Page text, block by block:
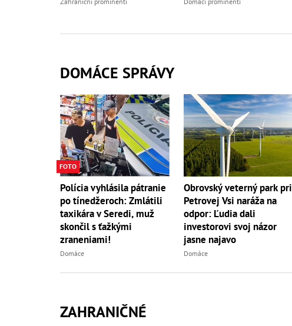
DOMÁCE SPRÁVY
FOTO
Polícia vyhlásila pátranie
po tínedžeroch: Zmlátili
taxikára v Seredi, muž
skončil s ťažkými
zraneniami!
Domáce
Obrovský veterný park pri
Petrovej Vsi naráža na
odpor: Ľudia dali
investorovi svoj názor
jasne najavo
Domáce
ZAHRANIČNÉ